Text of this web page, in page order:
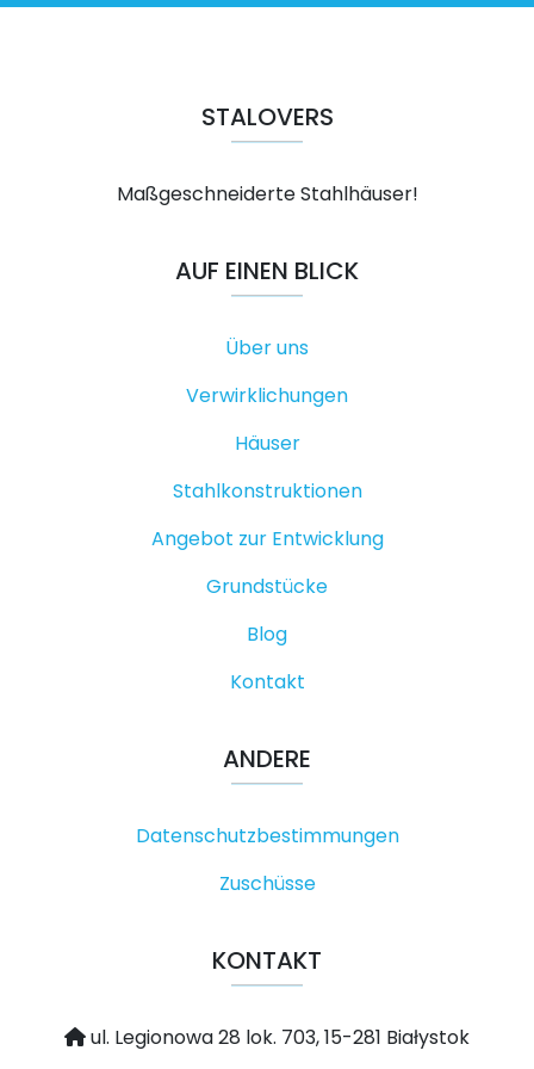
STALOVERS
Maßgeschneiderte Stahlhäuser!
AUF EINEN BLICK
Über uns
Verwirklichungen
Häuser
Stahlkonstruktionen
Angebot zur Entwicklung
Grundstücke
Blog
Kontakt
ANDERE
Datenschutzbestimmungen
Zuschüsse
KONTAKT
ul. Legionowa 28 lok. 703, 15-281 Białystok